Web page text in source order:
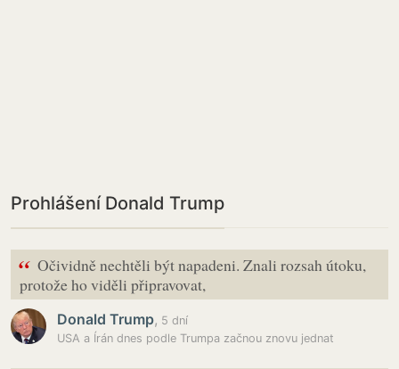
Prohlášení Donald Trump
“ Očividně nechtěli být napadeni. Znali rozsah útoku,
protože ho viděli připravovat,
Donald Trump, 5 dní
USA a Írán dnes podle Trumpa začnou znovu jednat